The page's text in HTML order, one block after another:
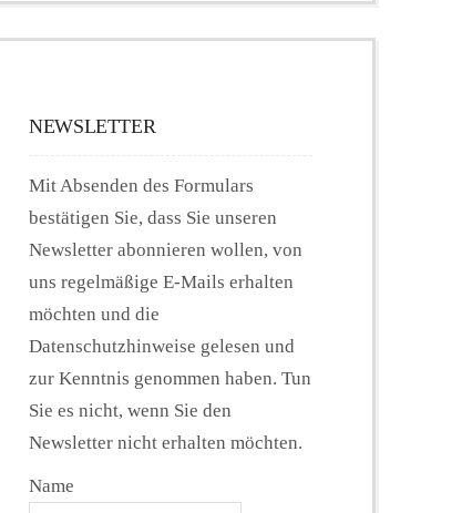
NEWSLETTER
Mit Absenden des Formulars
bestätigen Sie, dass Sie unseren
Newsletter abonnieren wollen, von
uns regelmäßige E-Mails erhalten
möchten und die
Datenschutzhinweise gelesen und
zur Kenntnis genommen haben. Tun
Sie es nicht, wenn Sie den
Newsletter nicht erhalten möchten.
Name